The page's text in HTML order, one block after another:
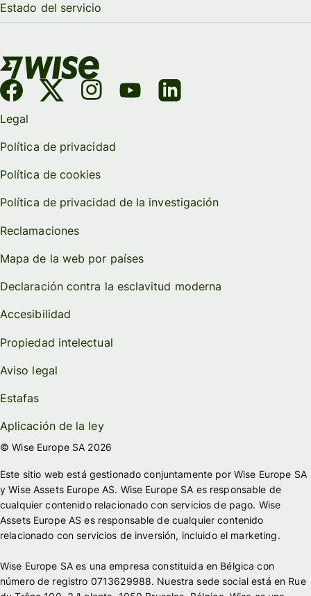
Estado del servicio
Legal
Política de privacidad
Política de cookies
Política de privacidad de la investigación
Reclamaciones
Mapa de la web por países
Declaración contra la esclavitud moderna
Accesibilidad
Propiedad intelectual
Aviso legal
Estafas
Aplicación de la ley
© Wise Europe SA 2026
Este sitio web está gestionado conjuntamente por Wise Europe SA
y Wise Assets Europe AS. Wise Europe SA es responsable de
cualquier contenido relacionado con servicios de pago. Wise
Assets Europe AS es responsable de cualquier contenido
relacionado con servicios de inversión, incluido el marketing.
Wise Europe SA es una empresa constituida en Bélgica con
número de registro 0713629988. Nuestra sede social está en Rue